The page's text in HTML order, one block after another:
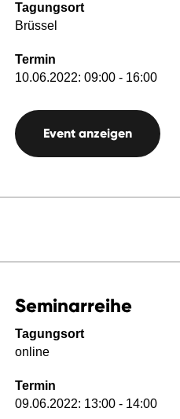
Tagungsort
Brüssel
Termin
10.06.2022: 09:00 - 16:00
Event anzeigen
Seminarreihe
Tagungsort
online
Termin
09.06.2022: 13:00 - 14:00